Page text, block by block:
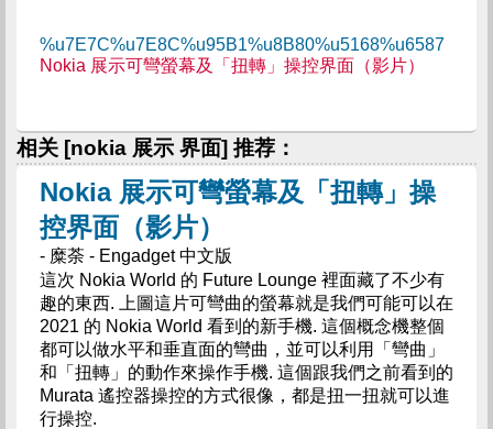
%u7E7C%u7E8C%u95B1%u8B80%u5168%u6587
Nokia 展示可彎螢幕及「扭轉」操控界面（影片）
相关 [nokia 展示 界面] 推荐：
Nokia 展示可彎螢幕及「扭轉」操
控界面（影片）
- 糜荼 - Engadget 中文版
這次 Nokia World 的 Future Lounge 裡面藏了不少有
趣的東西. 上圖這片可彎曲的螢幕就是我們可能可以在
2021 的 Nokia World 看到的新手機. 這個概念機整個
都可以做水平和垂直面的彎曲，並可以利用「彎曲」
和「扭轉」的動作來操作手機. 這個跟我們之前看到的
Murata 遙控器操控的方式很像，都是扭一扭就可以進
行操控.